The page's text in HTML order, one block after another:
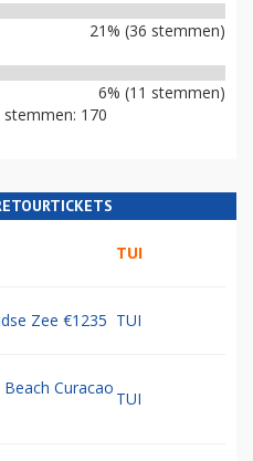
21% (36 stemmen)
6% (11 stemmen)
170
TUI
Zee €1235 TUI
Curacao
TUI